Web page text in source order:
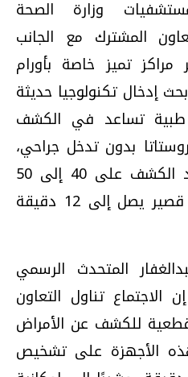
وزارة الصحة
المشترك مع الجانب
مراكز تميز خاصة بأورام
إدخال تكنولوجيا حديثة
طبية تساعد في الكشف
بدون تدخل جراحي،
حيث يمكن للجهاز الواحد الكشف على 40 إلى 50
مريض يوميًا، خلال وقت قصير يصل إلى 12 دقيقة
المتحدث الرسمي
الاجتماع تناول التعاون
للكشف عن الأمراض
الأجهزة على تشخيص